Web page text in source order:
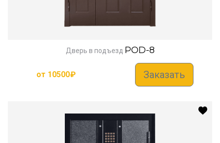
Дверь в подъезд POD-8
от 10500₽ Заказать